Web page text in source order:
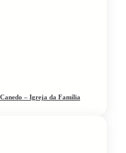
– Igreja da Família